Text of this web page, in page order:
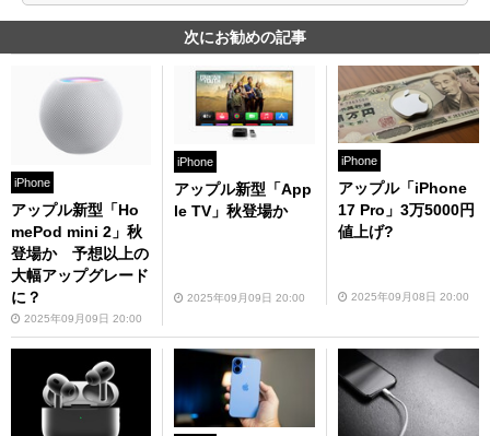
次にお勧めの記事
iPhone
アップル新型「Ho
mePod mini 2」秋
登場か 予想以上の
大幅アップグレード
に？
2025年09月09日 20:00
iPhone
アップル新型「App
le TV」秋登場か
2025年09月09日 20:00
iPhone
アップル「iPhone
17 Pro」3万5000円
値上げ?
2025年09月08日 20:00